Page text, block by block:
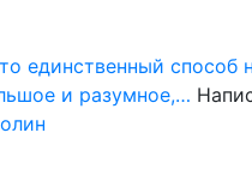
единственный способ
и разумное,…